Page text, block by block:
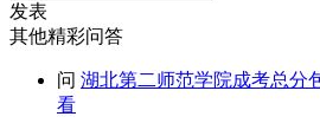
发表
其他精彩问答
问 湖北第二师范学院成考总分
看